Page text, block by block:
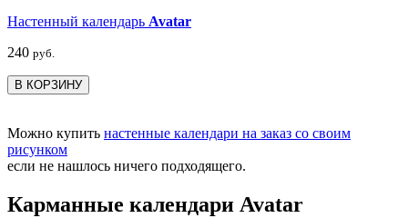
Настенный календарь Avatar
240 руб.
В КОРЗИНУ
Можно купить настенные календари на заказ со своим
рисунком
если не нашлось ничего подходящего.
Карманные календари Avatar